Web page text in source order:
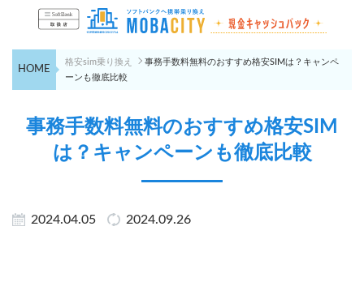
HOME
格安sim乗り換え
事務手数料無料のおすすめ格安SIMは？キャンペ
ーンも徹底比較
事務手数料無料のおすすめ格安SIM
は？キャンペーンも徹底比較
2024.04.05 2024.09.26